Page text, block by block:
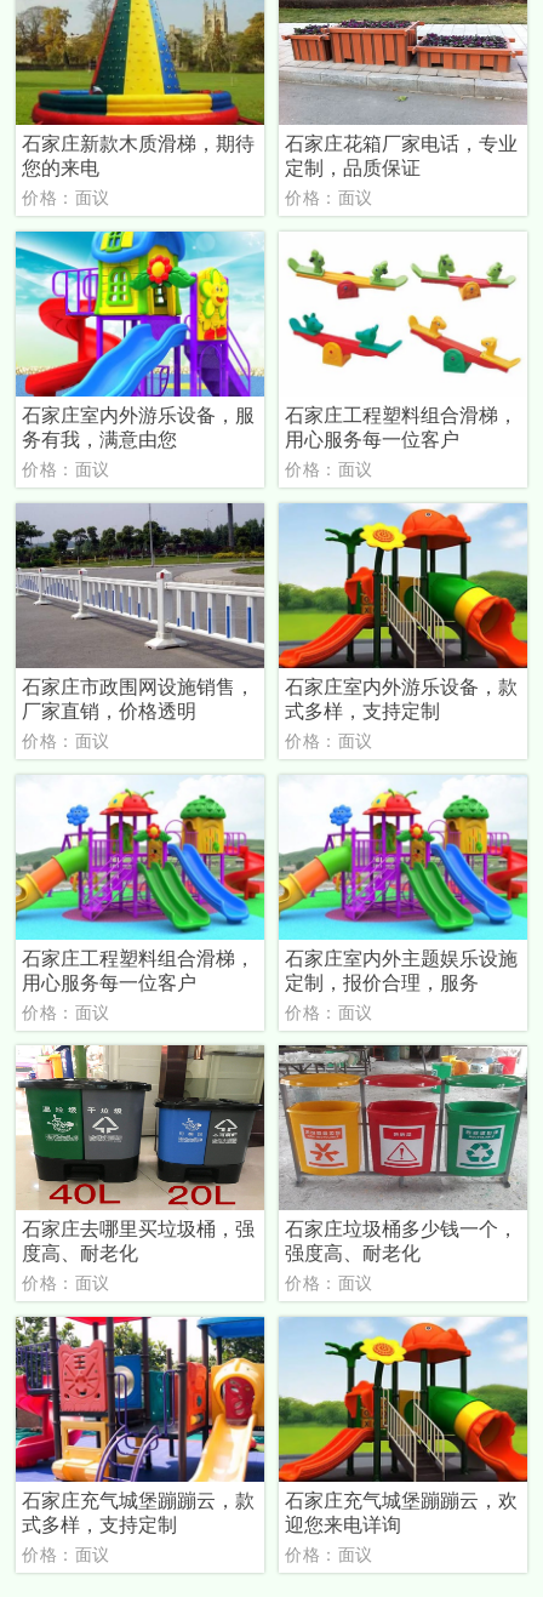
石家庄新款木质滑梯，期待
您的来电
价格：面议
石家庄花箱厂家电话，专业
定制，品质保证
价格：面议
石家庄室内外游乐设备，服
务有我，满意由您
价格：面议
石家庄工程塑料组合滑梯，
用心服务每一位客户
价格：面议
石家庄市政围网设施销售，
厂家直销，价格透明
价格：面议
石家庄室内外游乐设备，款
式多样，支持定制
价格：面议
石家庄工程塑料组合滑梯，
用心服务每一位客户
价格：面议
石家庄室内外主题娱乐设施
定制，报价合理，服务
价格：面议
石家庄去哪里买垃圾桶，强
度高、耐老化
价格：面议
石家庄垃圾桶多少钱一个，
强度高、耐老化
价格：面议
石家庄充气城堡蹦蹦云，款
式多样，支持定制
价格：面议
石家庄充气城堡蹦蹦云，欢
迎您来电详询
价格：面议